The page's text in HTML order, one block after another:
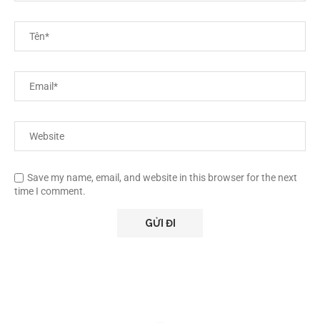
Save my name, email, and website in this browser for the next
time I comment.